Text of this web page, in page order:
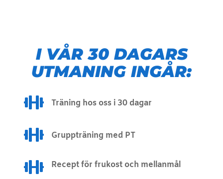
I VÅR 30 DAGARS
UTMANING INGÅR:
 Träning hos oss i 30 dagar
 Gruppträning med PT
 Recept för frukost och mellanmål